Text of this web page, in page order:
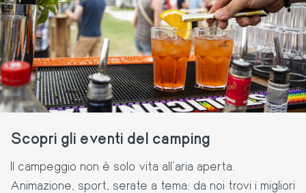
Scopri gli eventi del camping
Il campeggio non è solo vita all’aria aperta.
Animazione, sport, serate a tema: da noi trovi i migliori